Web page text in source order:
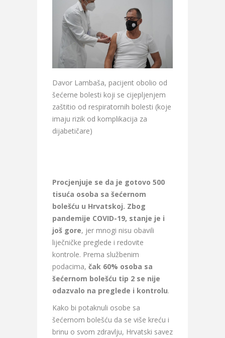
Davor Lambaša, pacijent obolio od
šećerne bolesti koji se cijepljenjem
zaštitio od respiratornih bolesti (koje
imaju rizik od komplikacija za
dijabetičare)
Procjenjuje se da je gotovo 500
tisuća osoba sa šećernom
bolešću u Hrvatskoj. Zbog
pandemije COVID-19, stanje je i
još gore, jer mnogi nisu obavili
liječničke preglede i redovite
kontrole. Prema službenim
podacima, čak 60% osoba sa
šećernom bolešću tip 2 se nije
odazvalo na preglede i kontrolu.
Kako bi potaknuli osobe sa
šećernom bolešću da se više kreću i
brinu o svom zdravlju, Hrvatski savez